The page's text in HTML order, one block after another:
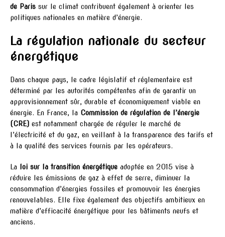
de Paris sur le climat contribuent également à orienter les
politiques nationales en matière d’énergie.
La régulation nationale du secteur
énergétique
Dans chaque pays, le cadre législatif et réglementaire est
déterminé par les autorités compétentes afin de garantir un
approvisionnement sûr, durable et économiquement viable en
énergie. En France, la Commission de régulation de l’énergie
(CRE) est notamment chargée de réguler le marché de
l’électricité et du gaz, en veillant à la transparence des tarifs et
à la qualité des services fournis par les opérateurs.
La loi sur la transition énergétique adoptée en 2015 vise à
réduire les émissions de gaz à effet de serre, diminuer la
consommation d’énergies fossiles et promouvoir les énergies
renouvelables. Elle fixe également des objectifs ambitieux en
matière d’efficacité énergétique pour les bâtiments neufs et
anciens.